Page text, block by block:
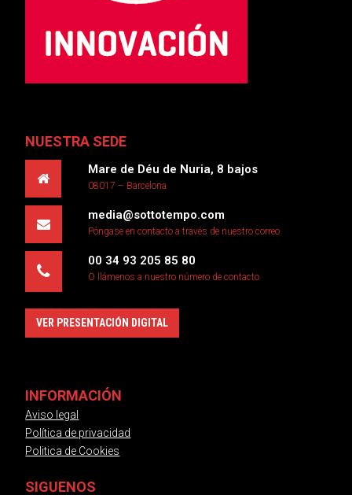
NUESTRA SEDE
Mare de Déu de Nuria, 8 bajos
08017 – Barcelona
media@sottotempo.com
Póngase en contacto a través de nuestro correo
00 34 93 205 85 80
O llámenos a nuestro número de contacto
VER PRESENTACIÓN DIGITAL
INFORMACIÓN
Aviso legal
Política de privacidad
Politica de Cookies
SIGUENOS